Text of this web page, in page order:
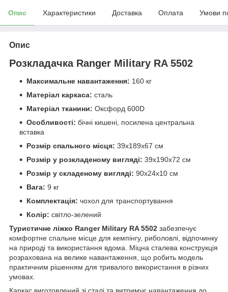
Опис Характеристики Доставка Оплата Умови
Опис
Розкладачка Ranger Military RA 5502
Максимальне навантаження: 160 кг
Матеріал каркаса: сталь
Матеріал тканини: Оксфорд 600D
Особливості: бічні кишені, посилена центральна
вставка
Розмір спального місця: 39х189х67 см
Розмір у розкладеному вигляді: 39х190х72 см
Розмір у складеному вигляді: 90х24х10 см
Вага: 9 кг
Комплектація: чохол для транспортування
Колір: світло-зелений
Туристичне ліжко Ranger Military RA 5502 забезпечує
комфортне спальне місце для кемпінгу, риболовлі, відпочинку
на природі та використання вдома. Міцна сталева конструкція
розрахована на велике навантаження, що робить модель
практичним рішенням для тривалого використання в різних
умовах.